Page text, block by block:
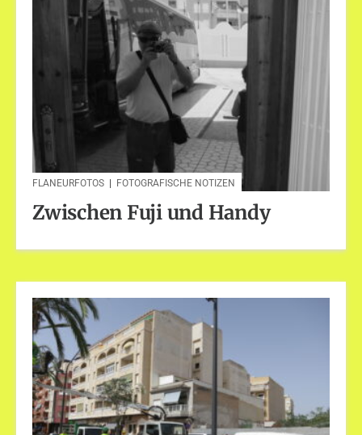
FLANEURFOTOS FOTOGRAFISCHE NOTIZEN
Zwischen Fuji und Handy